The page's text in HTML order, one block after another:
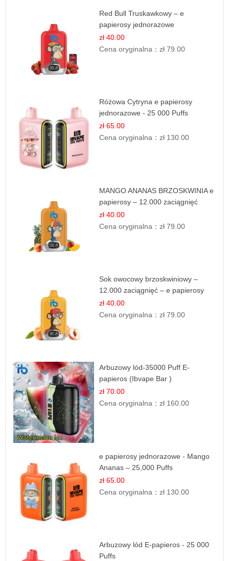
Red Bull Truskawkowy – e
papierosy jednorazowe
zł 40.00
Cena oryginalna：zł 79.00
Różowa Cytryna e papierosy
jednorazowe - 25 000 Puffs
zł 65.00
Cena oryginalna：zł 130.00
MANGO ANANAS BRZOSKWINIA e
papierosy – 12.000 zaciągnięć
zł 40.00
Cena oryginalna：zł 79.00
Sok owocowy brzoskwiniowy –
12.000 zaciągnięć – e papierosy
jednorazowe
zł 40.00
Cena oryginalna：zł 79.00
Arbuzowy lód-35000 Puff E-
papieros (Ibvape Bar )
zł 70.00
Cena oryginalna：zł 160.00
e papierosy jednorazowe - Mango
Ananas – 25,000 Puffs
zł 65.00
Cena oryginalna：zł 130.00
Arbuzowy lód E-papieros - 25 000
Puffs